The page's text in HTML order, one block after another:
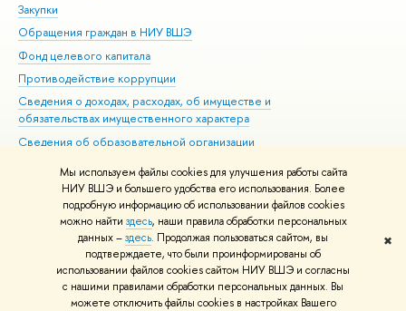
Мы используем файлы cookies для улучшения работы сайта
НИУ ВШЭ и большего удобства его использования. Более
подробную информацию об использовании файлов cookies
можно найти здесь, наши правила обработки персональных
данных –здесь. Продолжая пользоваться сайтом, вы
подтверждаете, что были проинформированы об
использовании файлов cookies сайтом НИУ ВШЭ и согласны
с нашими правилами обработки персональных данных. Вы
можете отключить файлы cookies в настройках Вашего
✖
Закупки
Обращения граждан в НИУ ВШЭ
Фонд целевого капитала
Противодействие коррупции
Сведения о доходах, расходах, об имуществе и
обязательствах имущественного характера
Сведения об образовательной организации
Людям с ограниченными возможностями здоровья
Единая платежная страница
Работа в Вышке
© НИУ ВШЭ 1993–2026 Адреса и контакты Условия использования
материалов Политика конфиденциальности Карта сайта
Шрифты HSE Sans и HSE Slab разработаны вШколе дизайна НИУ ВШЭ